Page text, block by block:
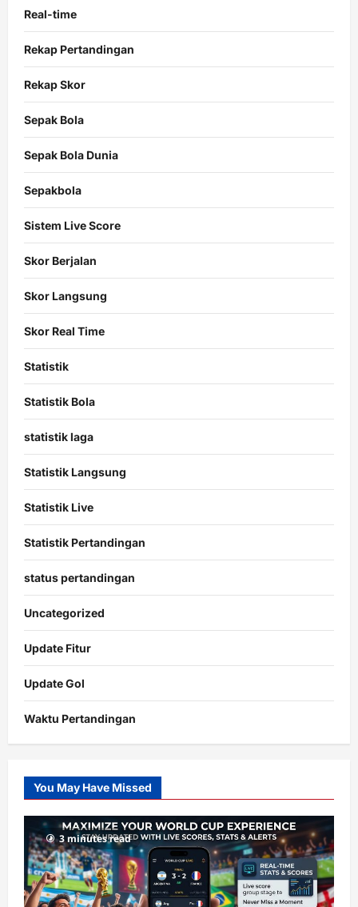
Real-time
Rekap Pertandingan
Rekap Skor
Sepak Bola
Sepak Bola Dunia
Sepakbola
Sistem Live Score
Skor Berjalan
Skor Langsung
Skor Real Time
Statistik
Statistik Bola
statistik laga
Statistik Langsung
Statistik Live
Statistik Pertandingan
status pertandingan
Uncategorized
Update Fitur
Update Gol
Waktu Pertandingan
Slot
Gacor
RTP
terupdate
You May Have Missed
3 minutes read